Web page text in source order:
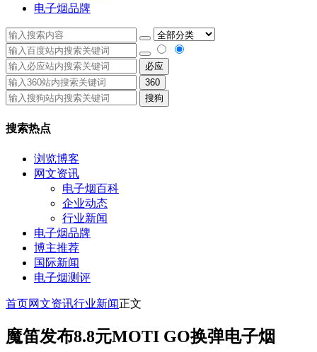
电子烟品牌
必应
360
搜狗
搜索热点
浏览博客
网文资讯
电子烟百科
企业动态
行业新闻
电子烟品牌
博主推荐
国际新闻
电子烟测评
首页网文资讯行业新闻正文
魔笛发布8.8元MOTI GO换弹电子烟